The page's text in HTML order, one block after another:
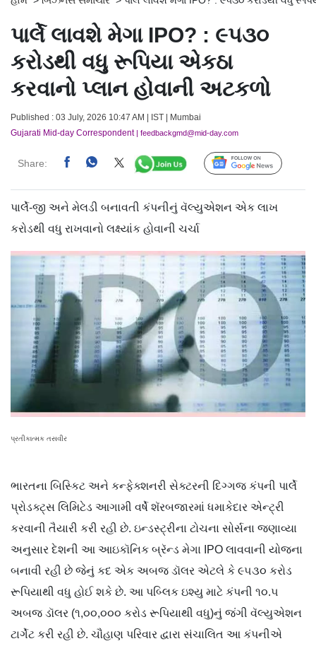
પાર્લે લાવશે મેગા IPO? : ૯૫૩૦
કરોડથી વધુ રૂપિયા એકઠા
કરવાનો પ્લાન હોવાની અટકળો
Published : 03 July, 2026 10:47 AM | IST | Mumbai
Gujarati Mid-day Correspondent| feedbackgmd@mid-day.com
Share: Follow Us
પાર્લે-જી અને મેલડી બનાવતી કંપનીનું વૅલ્યુએશન એક લાખ
કરોડથી વધુ રાખવાનો લક્ષ્યાંક હોવાની ચર્ચા
પ્રતીકાત્મક તસવીર
ભારતના બિસ્કિટ અને કન્ફેક્શનરી સેક્ટરની દિગ્ગજ કંપની પાર્લે
પ્રોડક્ટ્સ લિમિટેડ આગામી વર્ષે શૅરબજારમાં ધમાકેદાર એન્ટ્રી
કરવાની તૈયારી કરી રહી છે. ઇન્ડસ્ટ્રીના ટોચના સોર્સના જણાવ્યા
અનુસાર દેશની આ આઇકૉનિક બ્રૅન્ડ મેગા IPO લાવવાની યોજના
બનાવી રહી છે જેનું કદ એક અબજ ડૉલર એટલે કે ૯૫૩૦ કરોડ
રૂપિયાથી વધુ હોઈ શકે છે. આ પબ્લિક ઇશ્યુ માટે કંપની ૧૦.૫
અબજ ડૉલર (૧,૦૦,૦૦૦ કરોડ રૂપિયાથી વધુ)નું જંગી વૅલ્યુએશન
ટાર્ગેટ કરી રહી છે. ચૌહાણ પરિવાર દ્વારા સંચાલિત આ કંપનીએ